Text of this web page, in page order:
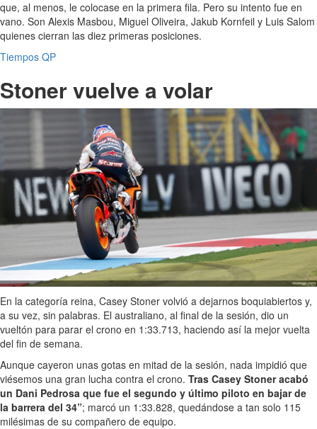
que, al menos, le colocase en la primera fila. Pero su intento fue en
vano. Son Alexis Masbou, Miguel Oliveira, Jakub Kornfeil y Luis Salom
quienes cierran las diez primeras posiciones.
Tiempos QP
Stoner vuelve a volar
En la categoría reina, Casey Stoner volvió a dejarnos boquiabiertos y,
a su vez, sin palabras. El australiano, al final de la sesión, dio un
vueltón para parar el crono en 1:33.713, haciendo así la mejor vuelta
del fin de semana.
Aunque cayeron unas gotas en mitad de la sesión, nada impidió que
viésemos una gran lucha contra el crono. Tras Casey Stoner acabó
un Dani Pedrosa que fue el segundo y último piloto en bajar de
la barrera del 34”; marcó un 1:33.828, quedándose a tan solo 115
milésimas de su compañero de equipo.